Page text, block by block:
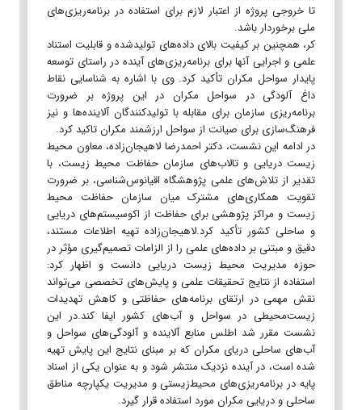
تا خروجی پروژه از اعتبار لازم برای استفاده در برنامه‌ریزی‌های
ملی برخوردار باشد.
کر، همچنین بر کیفیت بالای داده‌های تولیدشده و قابلیت استناد
علمی و اجرایی آنها برای برنامه‌ریزی‌های آینده در راستای توسعه
پایدار سواحل مکران تأکید کرد. وی با اشاره به شناسایی نقاط
داغ آلودگی در سواحل مکران در این پروژه بر ضرورت
برنامه‌ریزی سازمان برای مقابله با تولیدکنندگان آلاینده‌ها و نیز
فرهنگ‌سازی برای صیانت از سواحل ارزشمند مکران تاکید کرد.
در ادامه این نشست، دکتر احمدرضا لاهیجان‌زاده، معاون محیط
زیست دریایی و تالاب‌های سازمان حفاظت محیط زیست، با
تقدیر از تلاش‌های علمی پژوهشگاه اقیانوس‌شناسی، بر ضرورت
تقویت همکاری‌های مشترک میان سازمان حفاظت محیط
زیست و مراکز پژوهشی برای حفاظت از اکوسیستم‌های دریایی
و ساحلی کشور تأکید کرد.لاهیجان‌زاده تهیه اطلاعات مستند،
دقیق و مبتنی بر داده‌های علمی را از الزامات تصمیم‌گیری مؤثر در
حوزه مدیریت محیط زیست دریایی دانست و اظهار کرد:
استفاده از نتایج تحقیقات علمی و پایش‌های تخصصی می‌تواند
نقش مهمی در ارتقای برنامه‌های حفاظتی و کاهش تهدیدات
زیست‌محیطی در سواحل و آب‌های کشور ایفا کند.در این
نشست مقرر شد اطلس منابع آلاینده و آلودگی‌های سواحل و
آب‌های ساحلی دریای مکران که بر مبنای نتایج این پایش تهیه
شده است، در آینده نزدیک منتشر شود و به عنوان یکی از اسناد
پایه در برنامه‌ریزی‌های محیط‌زیستی و مدیریت یکپارچه مناطق
ساحلی و دریایی مکران مورد استفاده قرار گیرد.